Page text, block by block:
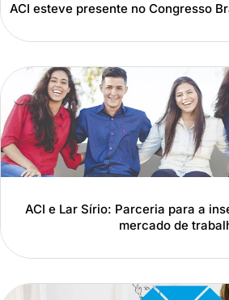
ACI esteve presente no Congresso
ACI e Lar Sírio: Parceria para a
mercado de